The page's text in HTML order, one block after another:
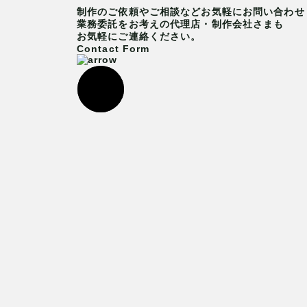
制作のご依頼やご相談などお気軽にお問い合わせ
業務委託をお考えの代理店・制作会社さまも
お気軽にご連絡ください。
Contact Form